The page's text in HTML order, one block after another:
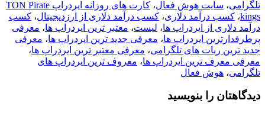
تلگرامی، سایت هوش فعال،
کارت های روزانه ایردراپ TON Pirate
kings، کسب درآمد دلاری، کسب درآمد دلاری از ارزدیجیتال، کسب
درآمد دلاری از ایردراپ ها، لیست، معتبر ترین ایردراپ ها، معرفی
پرطرفدارترین ایردراپ ها، معرفی جدید ترین ایردراپ ها، معرفی
جدید ترین ربات های تلگرامی، معرفی معتبر ترین ایردراپ ها،
معرفی معرف ترین ایردراپ ها، معروف ترین ایردراپ های
تلگرامی، هوش فعال
دیدگاهتان را بنویسید